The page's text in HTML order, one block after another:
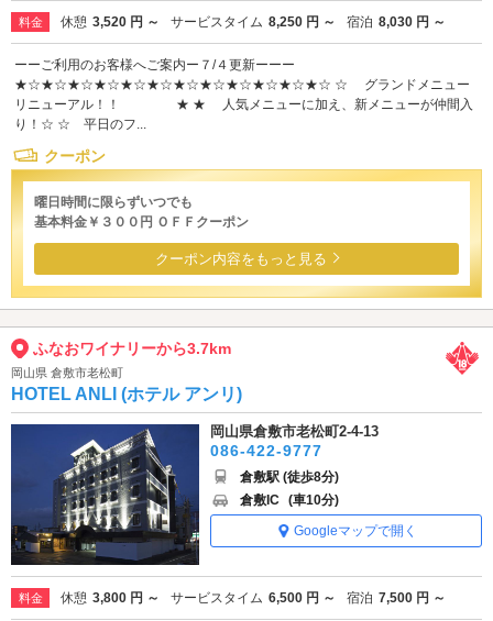
料金 休憩 3,520 円 ～ サービスタイム 8,250 円 ～ 宿泊 8,030 円 ～
ーーご利用のお客様へご案内ー７/４更新ーーー
★☆★☆★☆★☆★☆★☆★☆★☆★☆★☆★☆★☆ ☆ グランドメニュー
リニューアル！！ ★ ★ 人気メニューに加え、新メニューが仲間入
り！☆ ☆ 平日のフ...
クーポン
曜日時間に限らずいつでも
基本料金￥３００円 ＯＦＦクーポン
クーポン内容をもっと見る
ふなおワイナリーから3.7km
岡山県 倉敷市老松町
HOTEL ANLI (ホテル アンリ)
岡山県倉敷市老松町2-4-13
086-422-9777
倉敷駅 (徒歩8分)
倉敷IC (車10分)
Googleマップで開く
料金 休憩 3,800 円 ～ サービスタイム 6,500 円 ～ 宿泊 7,500 円 ～